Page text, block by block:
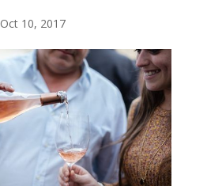
Oct 10, 2017